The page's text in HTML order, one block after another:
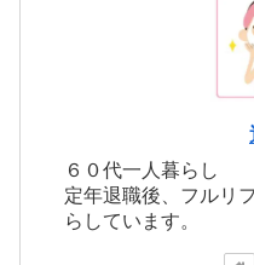
６０代一人暮らし
定年退職後、フルリ
らしています。